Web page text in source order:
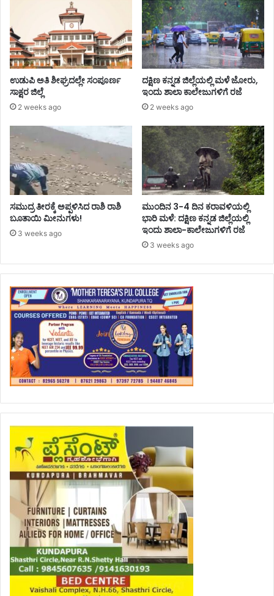
ಉಡುಪಿ ಅತಿ ಶೀಘ್ರದಲ್ಲೇ ಸಂಪೂರ್ಣ
ಸಾಕ್ಷರ ಜಿಲ್ಲೆ
2 weeks ago
ದಕ್ಷಿಣ ಕನ್ನಡ ಜಿಲ್ಲೆಯಲ್ಲಿ ಮಳೆ ಜೋರು,
ಇಂದು ಶಾಲಾ ಕಾಲೇಜುಗಳಿಗೆ ರಜೆ
2 weeks ago
ಸಮುದ್ರ ತೀರಕ್ಕೆ ಅಪ್ಪಳಿಸಿದ ರಾಶಿ ರಾಶಿ
ಬೂತಾಯಿ ಮೀನುಗಳು!
3 weeks ago
ಮುಂದಿನ 3-4 ದಿನ ಕರಾವಳಿಯಲ್ಲಿ
ಭಾರಿ ಮಳೆ: ದಕ್ಷಿಣ ಕನ್ನಡ ಜಿಲ್ಲೆಯಲ್ಲಿ
ಇಂದು ಶಾಲಾ-ಕಾಲೇಜುಗಳಿಗೆ ರಜೆ
3 weeks ago